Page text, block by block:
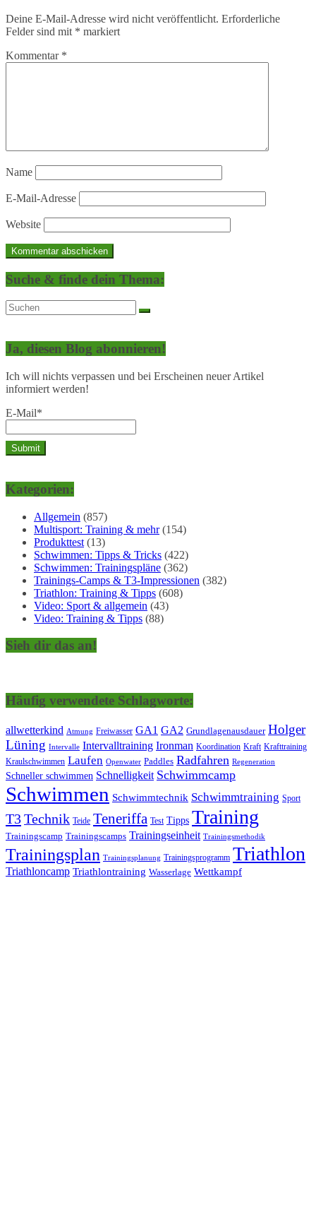
Deine E-Mail-Adresse wird nicht veröffentlicht. Erforderliche
Felder sind mit * markiert
Kommentar *
Name
E-Mail-Adresse
Website
Suche & finde dein Thema:
Ja, diesen Blog abonnieren!
Ich will nichts verpassen und bei Erscheinen neuer Artikel
informiert werden!
E-Mail*
Kategorien:
Allgemein (857)
Multisport: Training & mehr(154)
Produkttest (13)
Schwimmen: Tipps & Tricks (422)
Schwimmen: Trainingspläne (362)
Trainings-Camps & T3-Impressionen (382)
Triathlon: Training & Tipps (608)
Video: Sport & allgemein (43)
Video: Training & Tipps (88)
Sieh dir das an!
Häufig verwendete Schlagworte:
allwetterkind Atmung Freiwasser GA1 GA2 Grundlagenausdauer Holger
Lüning Intervalle Intervalltraining Ironman Koordination Kraft Krafttraining
Kraulschwimmen Laufen Openwater Paddles Radfahren Regeneration
Schneller schwimmen Schnelligkeit Schwimmcamp
Schwimmen Schwimmtechnik Schwimmtraining Sport
T3Technik Teide Teneriffa Test Tipps Training
Trainingscamp Trainingscamps Trainingseinheit Trainingsmethodik
Trainingsplan Trainingsplanung Trainingsprogramm Triathlon
Triathloncamp Triathlontraining Wasserlage Wettkampf